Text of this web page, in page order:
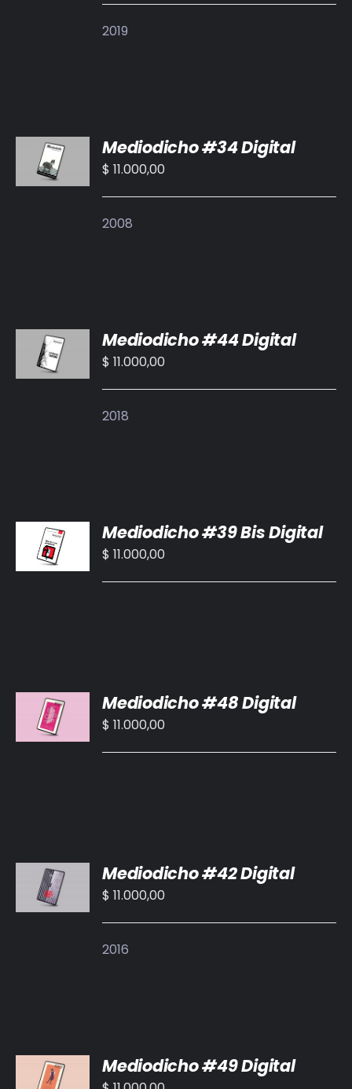
2019
AL
CARRITO
/
Mediodicho #34 Digital
$ 11.000,00
2008
AL
CARRITO
/
Mediodicho #44 Digital
$ 11.000,00
2018
AL
CARRITO
/
Mediodicho #39 Bis Digital
$ 11.000,00
AL
CARRITO
/
Mediodicho #48 Digital
$ 11.000,00
AL
CARRITO
/
Mediodicho #42 Digital
$ 11.000,00
2016
AL
CARRITO
Mediodicho #49 Digital